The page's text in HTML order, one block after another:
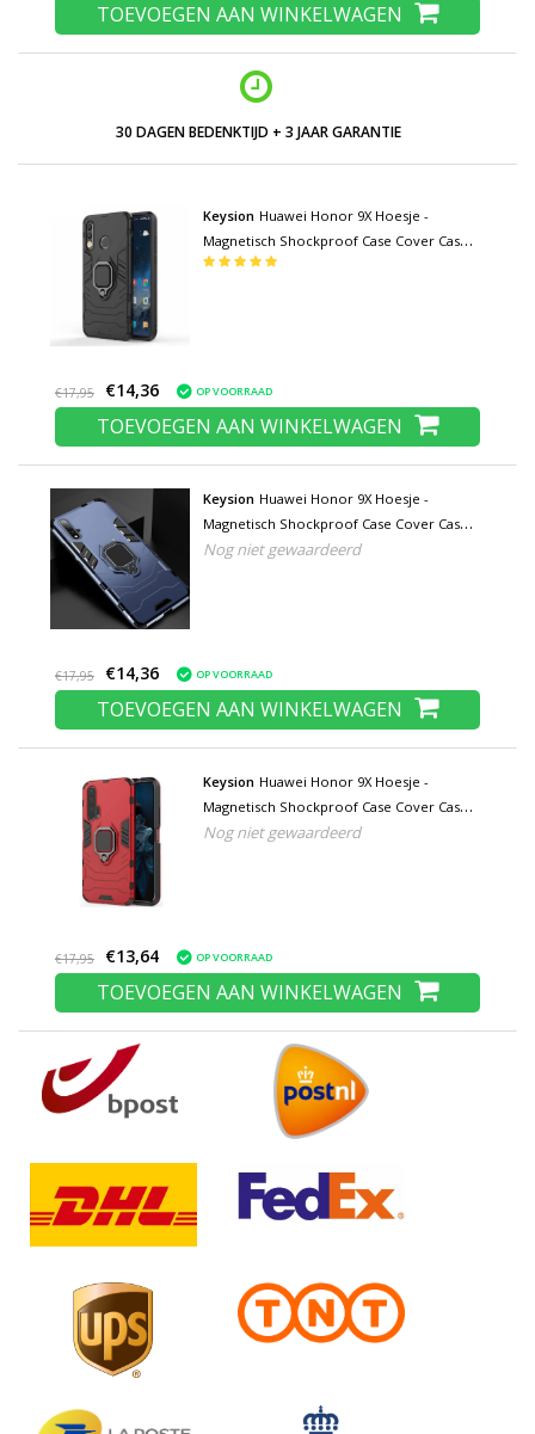
TOEVOEGEN AAN WINKELWAGEN
30 DAGEN BEDENKTIJD + 3 JAAR GARANTIE
Keysion Huawei Honor 9X Hoesje -
Magnetisch Shockproof Case Cover Cas
TPU Zwart + Kickstand
€17,95 €14,36 OP VOORRAAD
TOEVOEGEN AAN WINKELWAGEN
Keysion Huawei Honor 9X Hoesje -
Magnetisch Shockproof Case Cover Cas
TPU Blauw + Kickstand
Nog niet gewaardeerd
€17,95 €14,36 OP VOORRAAD
TOEVOEGEN AAN WINKELWAGEN
Keysion Huawei Honor 9X Hoesje -
Magnetisch Shockproof Case Cover Cas
TPU Rood + Kickstand
Nog niet gewaardeerd
€17,95 €13,64 OP VOORRAAD
TOEVOEGEN AAN WINKELWAGEN